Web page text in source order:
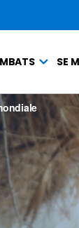
SE